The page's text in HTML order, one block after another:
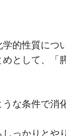
的性質につ
として、「
な条件で消
っかりとや